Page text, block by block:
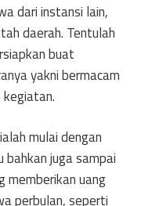
dari instansi lain,
daerah. Tentulah
buat
yakni bermacam
mulai dengan
juga sampai
memberikan uang
perbulan, seperti